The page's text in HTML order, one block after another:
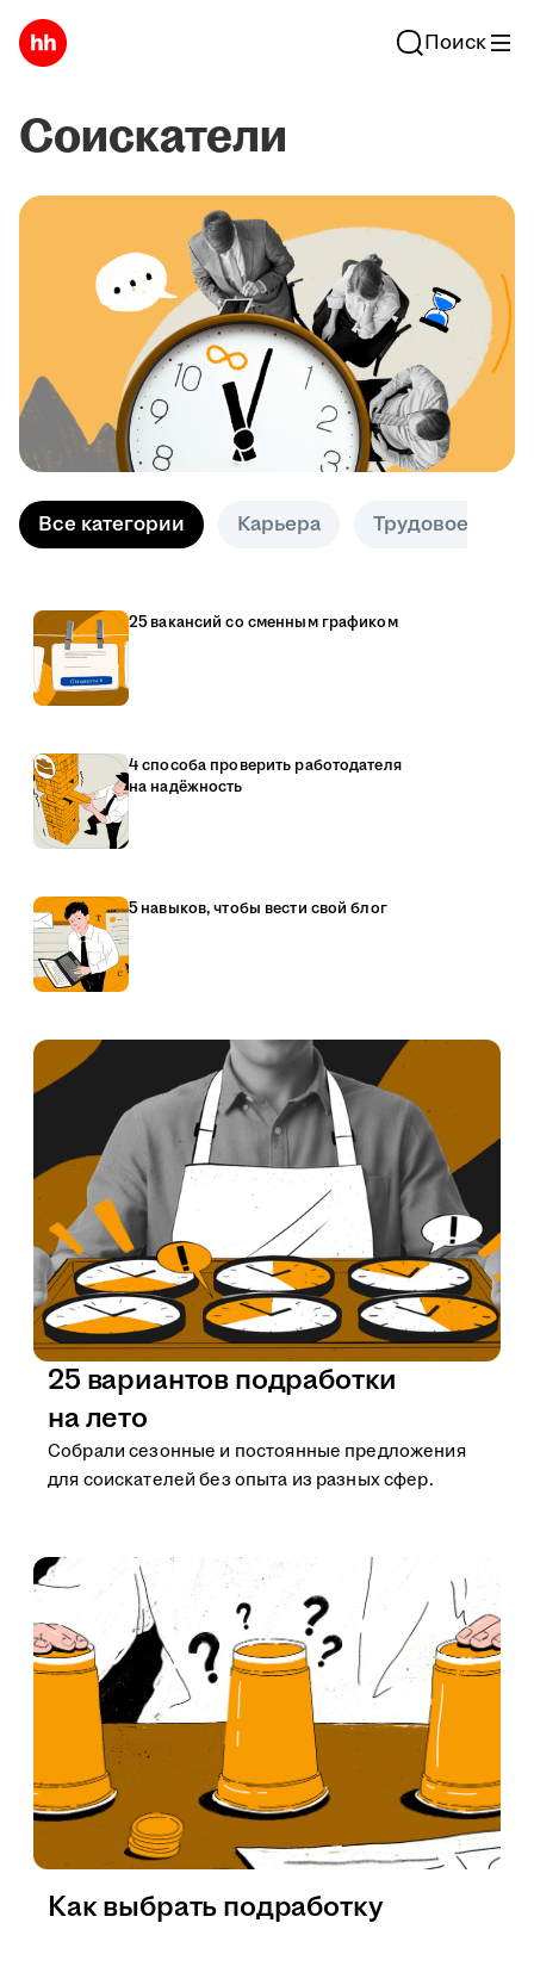
Поиск
Соискатели
Все категории Карьера Трудовое право
25 вакансий со сменным графиком
4 способа проверить работодателя
на надёжность
5 навыков, чтобы вести свой блог
25 вариантов подработки
на лето
Собрали сезонные и постоянные предложения
для соискателей без опыта из разных сфер.
Как выбрать подработку